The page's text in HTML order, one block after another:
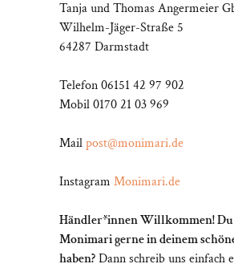
Tanja und Thomas Angermeier
Wilhelm-Jäger-Straße 5
64287 Darmstadt
Telefon 06151 42 97 902
Mobil 0170 21 03 969
Mailpost@monimari.de
Instagram Monimari.de
Händler*innen Willkommen!
Monimari gerne in deinem
haben?Dann schreib uns einfach